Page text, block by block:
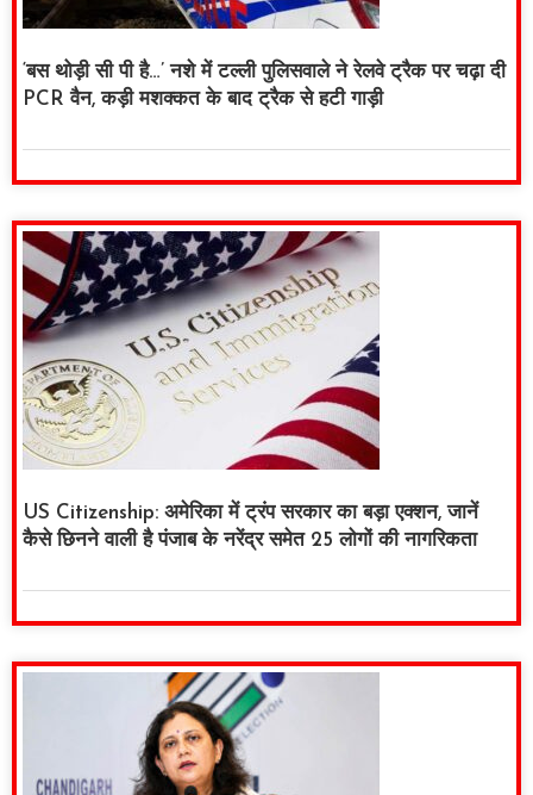
‘बस थोड़ी सी पी है…’ नशे में टल्ली पुलिसवाले ने रेलवे ट्रैक पर चढ़ा दी
PCR वैन, कड़ी मशक्कत के बाद ट्रैक से हटी गाड़ी
US Citizenship: अमेरिका में ट्रंप सरकार का बड़ा एक्शन, जानें
कैसे छिनने वाली है पंजाब के नरेंद्र समेत 25 लोगों की नागरिकता